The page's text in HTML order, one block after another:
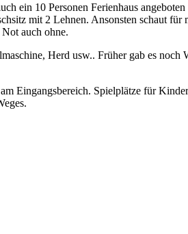
ein 10 Personen Ferienhaus
mit 2 Lehnen. Ansonsten schaut
auch ohne.
Herd usw.. Früher gab es
Eingangsbereich. Spielplätze für